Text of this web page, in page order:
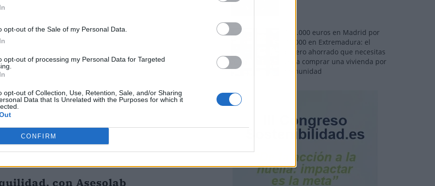
opt-out of the Sale of my Personal Data.
opt-out of processing my Personal Data for Targeted
opt-out of Collection, Use, Retention, Sale, and/or Sharing
Data that Is Unrelated with the Purposes for which it
CONFIRM
con Asesolab
110.000 euros en Madrid por
31.000 en Extremadura: el
dinero ahorrado que necesitas
para comprar una vivienda por
comunidad